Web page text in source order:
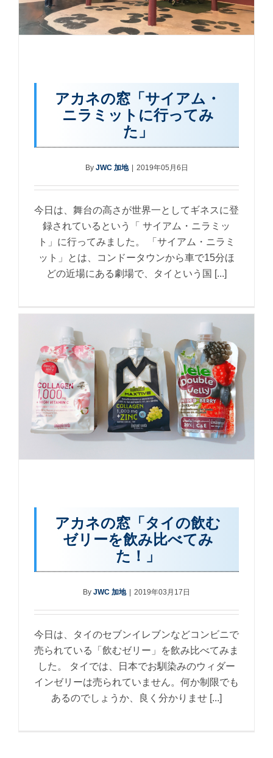
アカネの窓「サイアム・
ニラミットに行ってみ
た」
By JWC 加地 | 2019年05月6日
今日は、舞台の高さが世界一としてギネスに登
録されているという「 サイアム・ニラミッ
ト」に行ってみました。 「サイアム・ニラミ
ット」とは、コンドータウンから車で15分ほ
どの近場にある劇場で、タイという国 [...]
アカネの窓「タイの飲む
ゼリーを飲み比べてみ
た！」
By JWC 加地 | 2019年03月17日
今日は、タイのセブンイレブンなどコンビニで
売られている「飲むゼリー」を飲み比べてみま
した。 タイでは、日本でお馴染みのウィダー
インゼリーは売られていません。何か制限でも
あるのでしょうか、良く分かりませ [...]